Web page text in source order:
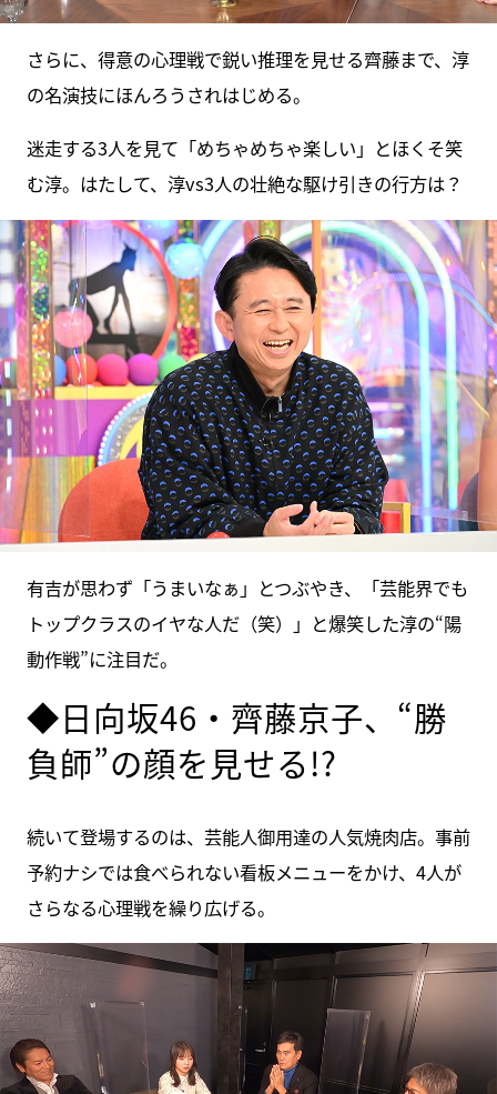
さらに、得意の心理戦で鋭い推理を見せる齊藤まで、淳
の名演技にほんろうされはじめる。
迷走する3人を見て「めちゃめちゃ楽しい」とほくそ笑
む淳。はたして、淳vs3人の壮絶な駆け引きの行方は？
有吉が思わず「うまいなぁ」とつぶやき、「芸能界でも
トップクラスのイヤな人だ（笑）」と爆笑した淳の“陽
動作戦”に注目だ。
◆日向坂46・齊藤京子、“勝
負師”の顔を見せる!?
続いて登場するのは、芸能人御用達の人気焼肉店。事前
予約ナシでは食べられない看板メニューをかけ、4人が
さらなる心理戦を繰り広げる。